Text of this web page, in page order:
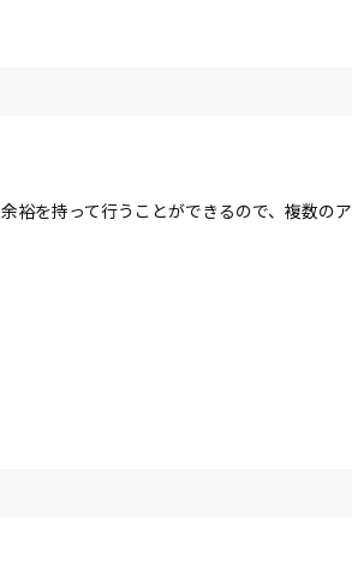
を持って行うことができるので、複数の